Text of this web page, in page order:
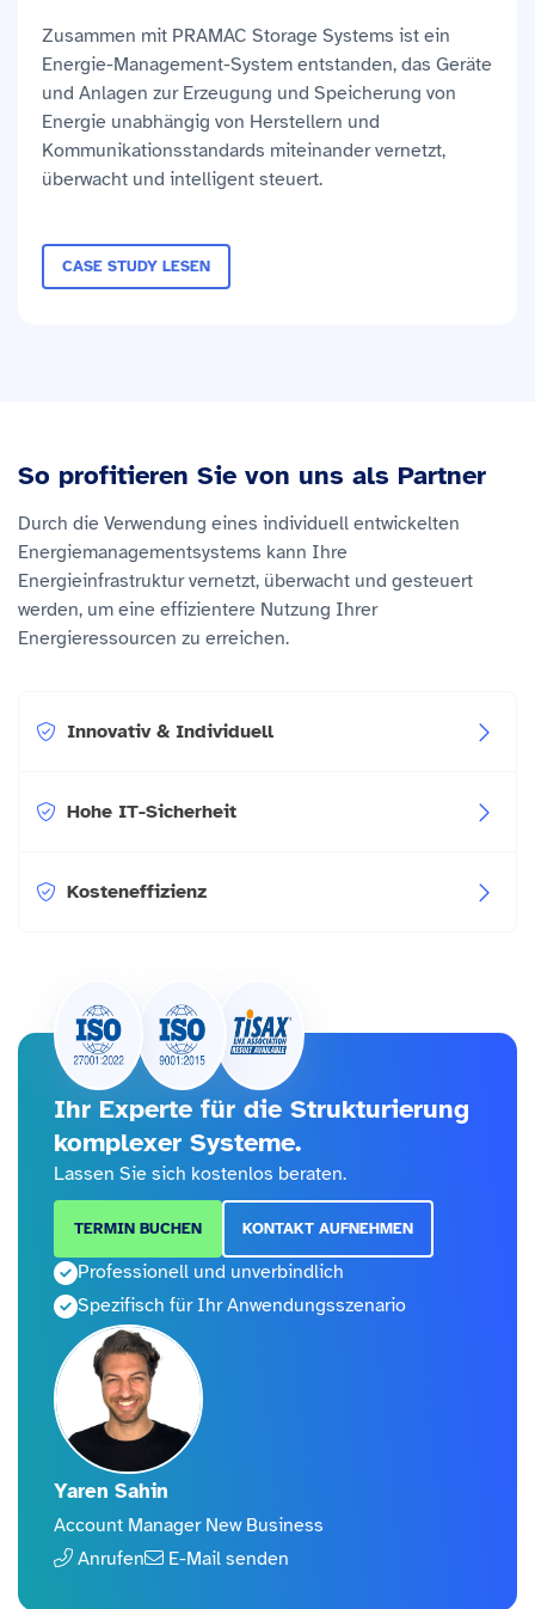
Zusammen mit PRAMAC Storage Systems ist ein
Energie-Management-System entstanden, das Geräte
und Anlagen zur Erzeugung und Speicherung von
Energie unabhängig von Herstellern und
Kommunikationsstandards miteinander vernetzt,
überwacht und intelligent steuert.
CASE STUDY LESEN
So profitieren Sie von uns als Partner
Durch die Verwendung eines individuell entwickelten
Energiemanagementsystems kann Ihre
Energieinfrastruktur vernetzt, überwacht und gesteuert
werden, um eine effizientere Nutzung Ihrer
Energieressourcen zu erreichen.
Innovativ & Individuell
Hohe IT-Sicherheit
Kosteneffizienz
Ihr Experte für die Strukturierung
komplexer Systeme.
Lassen Sie sich kostenlos beraten.
TERMIN BUCHEN KONTAKT AUFNEHMEN
Yaren Sahin
Account Manager New Business
Anrufen
E-Mail senden
Professionell und unverbindlich
Spezifisch für Ihr Anwendungsszenario